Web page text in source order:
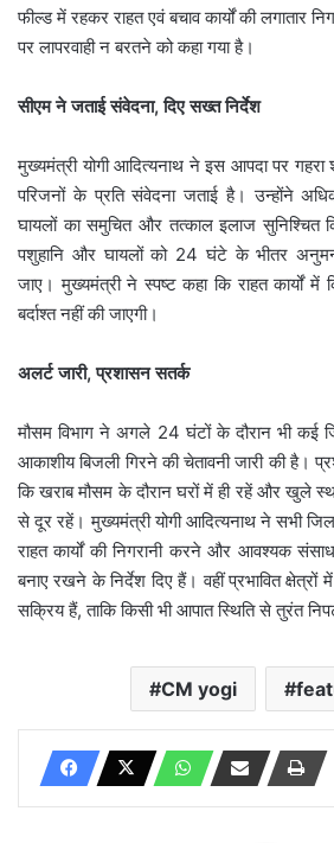
फील्ड में रहकर राहत एवं बचाव कार्यों की लगातार
पर लापरवाही न बरतने को कहा गया है।
सीएम ने जताई संवेदना, दिए सख्त निर्देश
मुख्यमंत्री योगी आदित्यनाथ ने इस आपदा पर
परिजनों के प्रति संवेदना जताई है। उन्होंने
घायलों का समुचित और तत्काल इलाज सुनिश्चित
पशुहानि और घायलों को 24 घंटे के भीतर
जाए। मुख्यमंत्री ने स्पष्ट कहा कि राहत कार्यों में
बर्दाश्त नहीं की जाएगी।
अलर्ट जारी, प्रशासन सतर्क
मौसम विभाग ने अगले 24 घंटों के दौरान भी कई
आकाशीय बिजली गिरने की चेतावनी जारी की है।
कि खराब मौसम के दौरान घरों में ही रहें और खुले
से दूर रहें। मुख्यमंत्री योगी आदित्यनाथ ने सभी
राहत कार्यों की निगरानी करने और आवश्यक
बनाए रखने के निर्देश दिए हैं। वहीं प्रभावित क्षेत्रों
सक्रिय हैं, ताकि किसी भी आपात स्थिति से तुरंत
CM yogi